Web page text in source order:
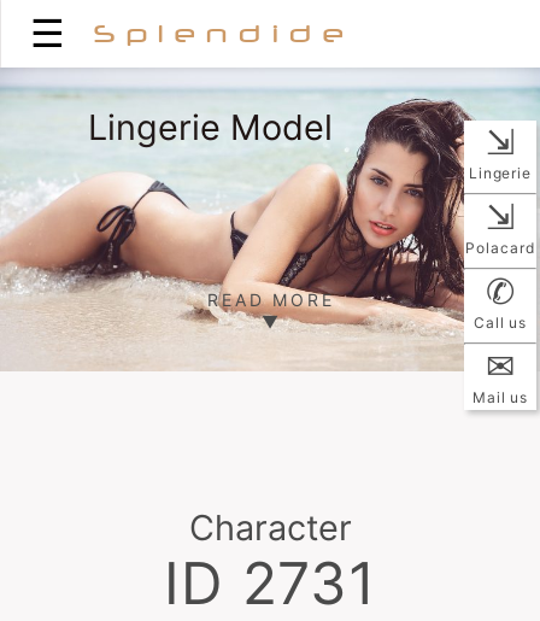
☰ Splendide
Lingerie Model
READ MORE
▼
⇲
Lingerie
⇲
Polacard
✆
Call us
✉
Mail us
Character
ID 2731